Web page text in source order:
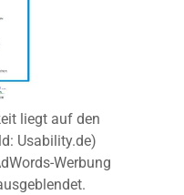
liegt auf den
Usability.de)
Werbung